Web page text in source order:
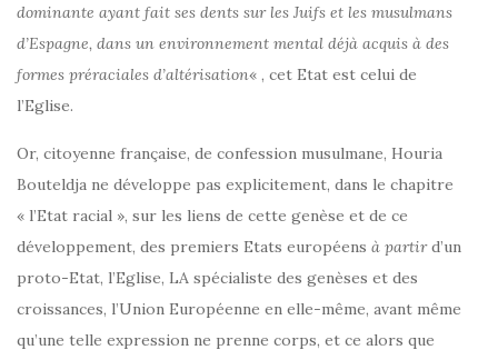
dominante ayant fait ses dents sur les Juifs et les musulmans
d’Espagne, dans un environnement mental déjà acquis à des
formes préraciales d’altérisation« , cet Etat est celui de
l’Eglise.
Or, citoyenne française, de confession musulmane, Houria
Bouteldja ne développe pas explicitement, dans le chapitre
« l’Etat racial », sur les liens de cette genèse et de ce
développement, des premiers Etats européens à partird’un
proto-Etat, l’Eglise, LA spécialiste des genèses et des
croissances, l’Union Européenne en elle-même, avant même
qu’une telle expression ne prenne corps, et ce alors que